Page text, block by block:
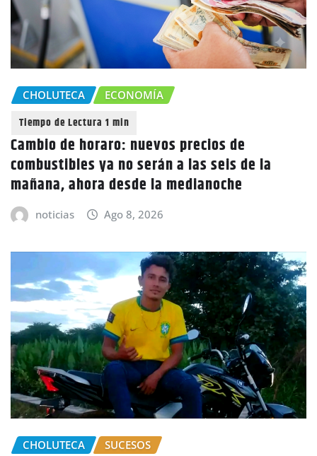
CHOLUTECA ECONOMÍA
Cambio de horaro: nuevos precios de
combustibles ya no serán a las seis de la
mañana, ahora desde la medianoche
noticias Ago 8, 2026
CHOLUTECA SUCESOS